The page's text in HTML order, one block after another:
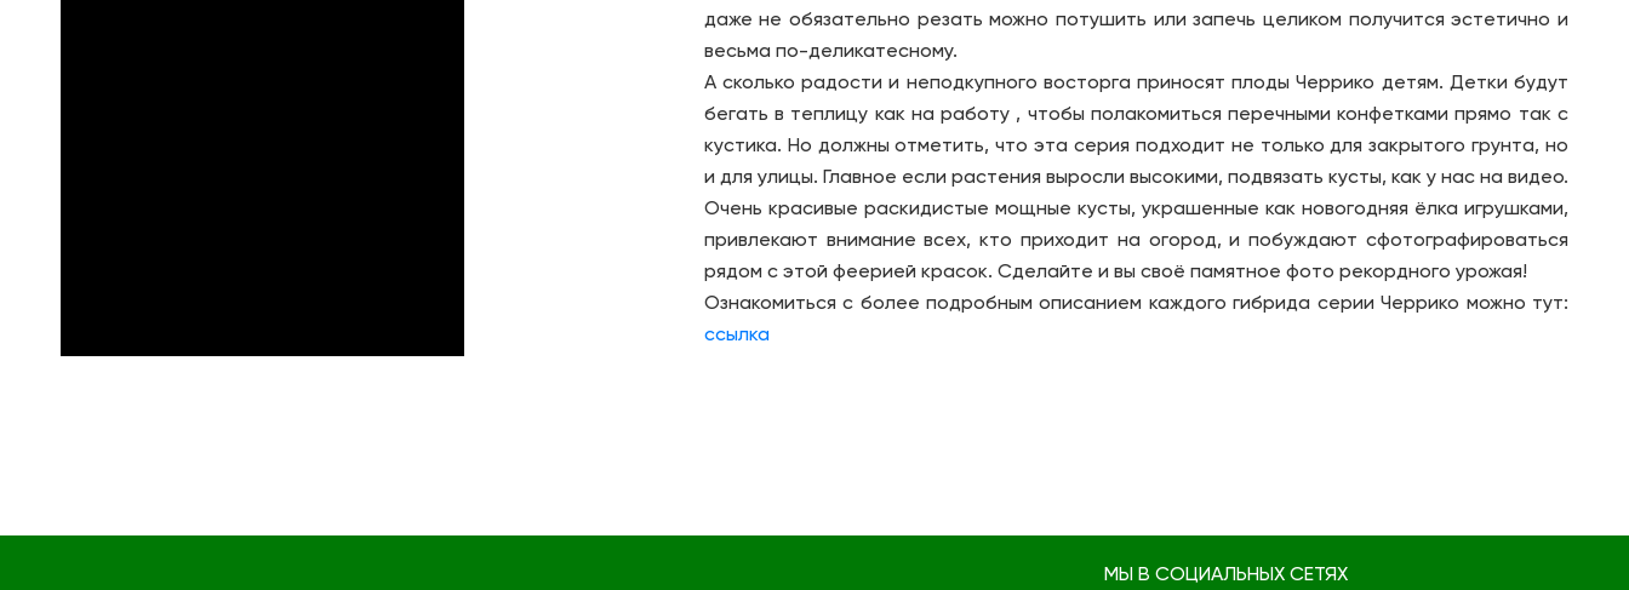
даже не обязательно резать можно потушить или запечь целиком получится эстетично и
весьма по-деликатесному.
А сколько радости и неподкупного восторга приносят плоды Черрико детям. Детки будут
бегать в теплицу как на работу , чтобы полакомиться перечными конфетками прямо так с
кустика. Но должны отметить, что эта серия подходит не только для закрытого грунта, но
и для улицы. Главное если растения выросли высокими, подвязать кусты, как у нас на видео.
Очень красивые раскидистые мощные кусты, украшенные как новогодняя ёлка игрушками,
привлекают внимание всех, кто приходит на огород, и побуждают сфотографироваться
рядом с этой феерией красок. Сделайте и вы своё памятное фото рекордного урожая!
Ознакомиться с более подробным описанием каждого гибрида серии Черрико можно тут:
ссылка
МЫ В СОЦИАЛЬНЫХ СЕТЯХ